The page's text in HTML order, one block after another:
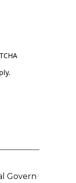
Govern